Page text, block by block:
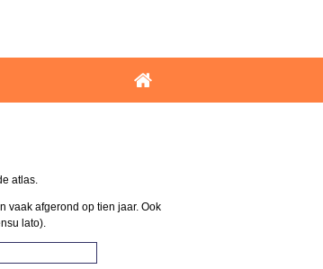
atlas.
vaak afgerond op tien jaar. Ook
lato).